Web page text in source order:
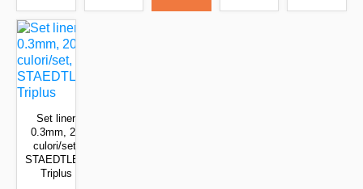
Set liner
0.3mm, 20
culori/set,
STAEDTLER
Triplus